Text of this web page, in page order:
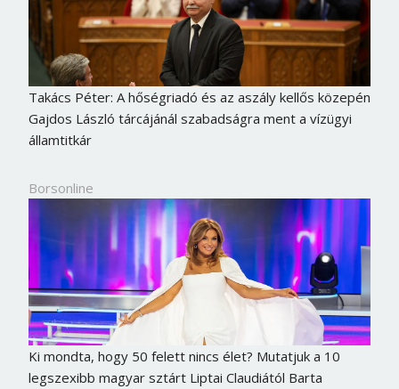
Takács Péter: A hőségriadó és az aszály kellős közepén
Gajdos László tárcájánál szabadságra ment a vízügyi
államtitkár
Borsonline
Ki mondta, hogy 50 felett nincs élet? Mutatjuk a 10
legszexibb magyar sztárt Liptai Claudiától Barta
Jelszó
Mégse Bejelentkezés